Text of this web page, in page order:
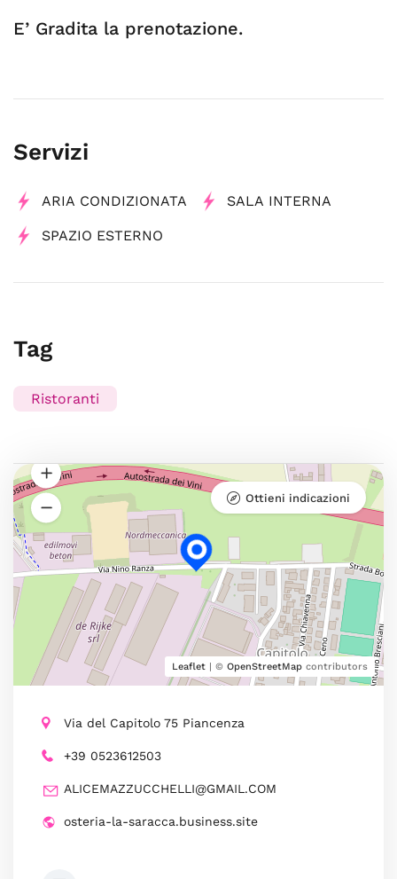
E’ Gradita la prenotazione.
Servizi
ARIA CONDIZIONATA SALA INTERNA
SPAZIO ESTERNO
Tag
Ristoranti
Leaflet | © OpenStreetMap contributors
Ottieni indicazioni
Via del Capitolo 75 Piancenza
+39 0523612503
ALICEMAZZUCCHELLI@GMAIL.COM
osteria-la-saracca.business.site